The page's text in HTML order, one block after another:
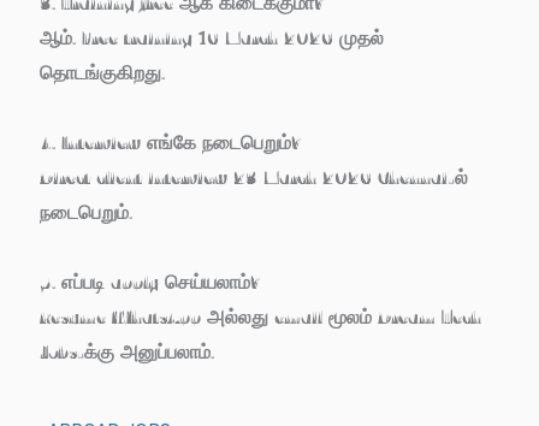
ஆம். Free training 16 March 2026 முதல்
தொடங்குகிறது.
4. Interview எங்கே நடைபெறும்?
Direct client interview 23 March 2026 Chennai-ல்
நடைபெறும்.
5. எப்படி apply செய்யலாம்?
Resume WhatsApp அல்லது email மூலம் Dream Tech
Jobs-க்கு அனுப்பலாம்.